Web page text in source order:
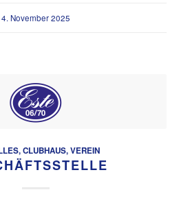
4. November 2025
,CLUBHAUS,VEREIN